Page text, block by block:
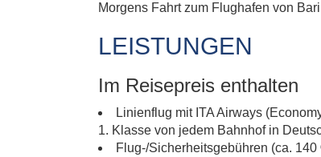
Morgens Fahrt zum Flughafen von
LEISTUNGEN
Im Reisepreis enthalten
Linienflug mit ITA Airways
1. Klasse von jedem Bahnhof in
Flug-/Sicherheitsgebühren (ca. 140